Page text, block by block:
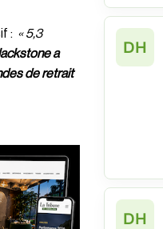
: « 5,3
a
de retrait
DH
DH